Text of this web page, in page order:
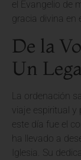
el Evangelio de
gracia divina en
De la
Un
La ordenación
viaje espiritual y
este día fue el
ha llevado a
Iglesia. Su